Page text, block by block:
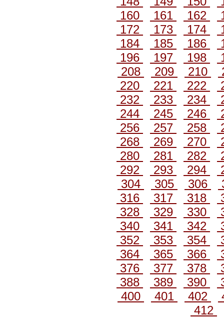
160
161 162
172
173 174
184
185 186
196
197 198
208
209 210
220
221 222
232
233 234
244
245 246
256
257 258
268
269 270
280
281 282
292
293 294
304
305 306
316
317 318
328
329 330
340
341 342
352
353 354
364
365 366
376
377 378
388
389 390
400
401 402
412